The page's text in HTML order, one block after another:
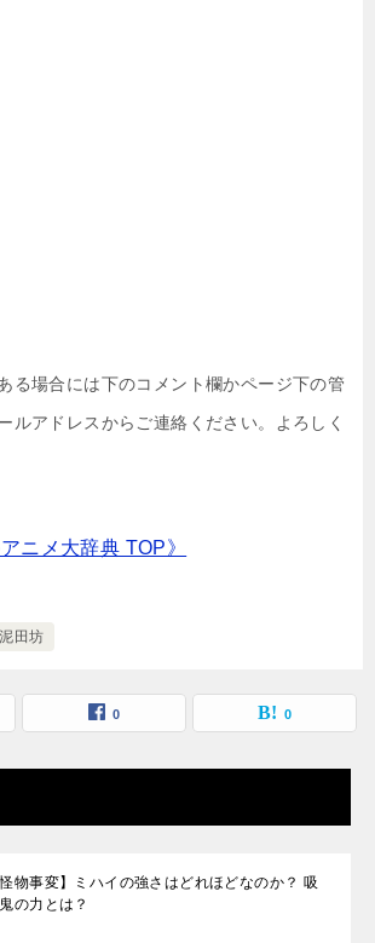
る場合には下のコメント欄かページ下の管
ルアドレスからご連絡ください。よろしく
ニメ大辞典 TOP》
泥田坊
0 0
怪物事変】ミハイの強さはどれほどなのか？ 吸
の力とは？